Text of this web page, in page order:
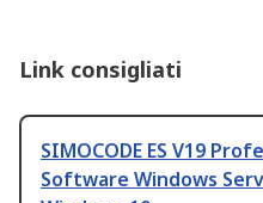
Link consigliati
SIMOCODE ES V19
Software Windows